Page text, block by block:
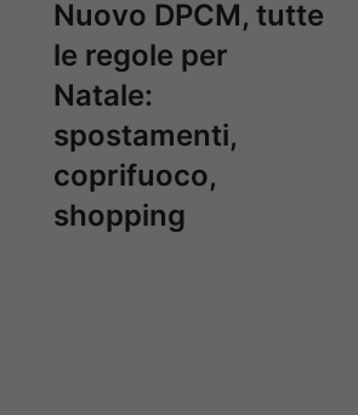
Nuovo DPCM, tutte
le regole per
Natale:
spostamenti,
coprifuoco,
shopping